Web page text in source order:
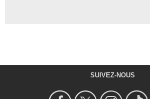
SUIVEZ-NOUS